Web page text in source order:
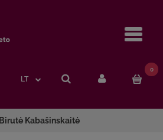
LT
0
Birutė Kabašinskaitė